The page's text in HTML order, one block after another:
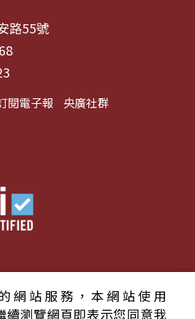
路55號
閱電子報 央廣社群
中央廣播電臺 版權所有
網站服務，本網站使用
續瀏覽網頁即表示您同意我